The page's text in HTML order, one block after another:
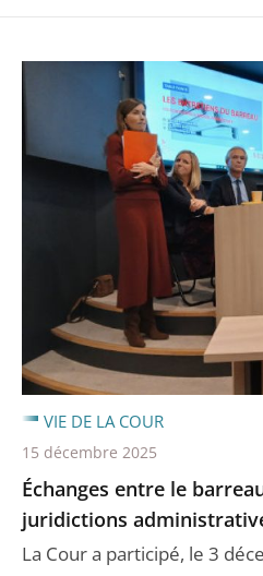
Échanges entre le
juridictions
La Cour a participé, le 3
VIE DE LA COUR
15 décembre 2025